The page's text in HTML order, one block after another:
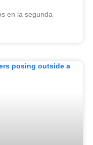
en la segunda